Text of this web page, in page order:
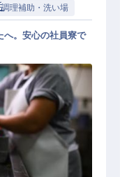
調理補助・洗い場
へ。安心の社員寮で